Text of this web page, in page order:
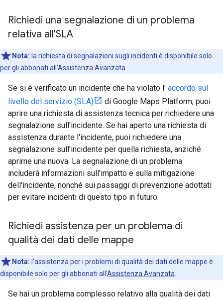
Richiedi una segnalazione di un problema
relativa all'SLA
Nota: la richiesta di segnalazioni sugli incidenti è disponibile solo
per gli abbonati all'Assistenza Avanzata
Se si è verificato un incidente che ha violato l' accordo sul
livello del servizio (SLA)
di Google Maps Platform, puoi
aprire una richiesta di assistenza tecnica per richiedere una
segnalazione sull'incidente. Se hai aperto una richiesta di
assistenza durante l'incidente, puoi richiedere una
segnalazione sull'incidente per quella richiesta, anziché
aprirne una nuova. La segnalazione di un problema
includerà informazioni sull'impatto e sulla mitigazione
dell'incidente, nonché sui passaggi di prevenzione adottati
per evitare incidenti di questo tipo in futuro.
Richiedi assistenza per un problema di
qualità dei dati delle mappe
Nota: l'assistenza per i problemi di qualità dei dati delle mappe è
disponibile solo per gli abbonati all'Assistenza Avanzata
Se hai un problema complesso relativo alla qualità dei dati